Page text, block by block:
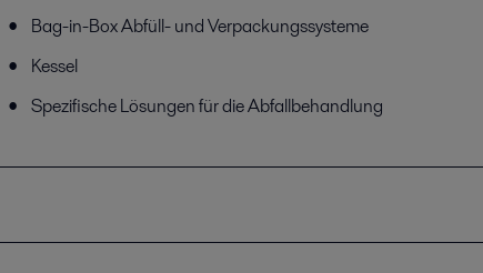
Bag-in-Box Abfüll- und Verpackungssysteme
Kessel
Spezifische Lösungen für die Abfallbehandlung